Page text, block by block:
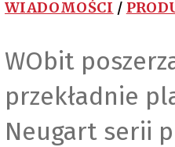
WIADOMOŚCI /
WObit
przekładnie
Neugart serii